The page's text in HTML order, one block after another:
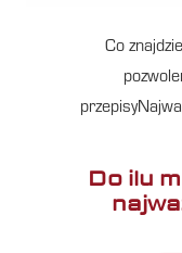
Co
Do ilu